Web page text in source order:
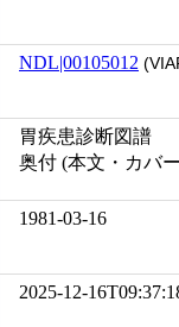
NDL|00105012
胃疾患診断図譜
奥付 (本文・カバ
1981-03-16
2025-12-